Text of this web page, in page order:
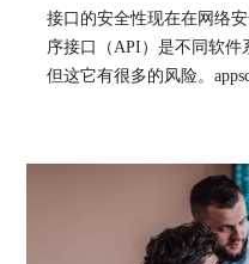
图5
打开配置扫描面板后
面内填写需要测试的
接口的安全性现在在网络
序接口（API）是不同软件
但这它有很多的风险。
接下来将为您介绍appscan